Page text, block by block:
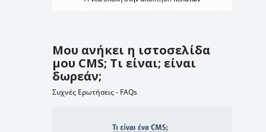
Μου ανήκει η ιστοσελίδα
μου CMS; Τι είναι; είναι
δωρεάν;
Συχνές Ερωτήσεις - FAQs